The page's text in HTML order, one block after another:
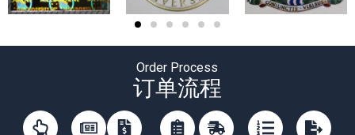
Order Process
订单流程